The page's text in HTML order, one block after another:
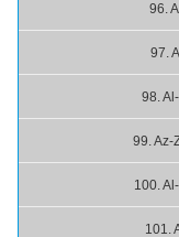
96.
97.
98.
99. Az-
100.
101.